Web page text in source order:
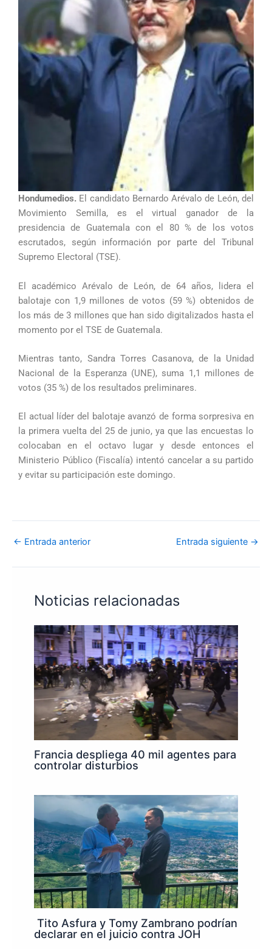
Hondumedios. El candidato Bernardo Arévalo de León, del
Movimiento Semilla, es el virtual ganador de la
presidencia de Guatemala con el 80 % de los votos
escrutados, según información por parte del Tribunal
Supremo Electoral (TSE).
El académico Arévalo de León, de 64 años, lidera el
balotaje con 1,9 millones de votos (59 %) obtenidos de
los más de 3 millones que han sido digitalizados hasta el
momento por el TSE de Guatemala.
Mientras tanto, Sandra Torres Casanova, de la Unidad
Nacional de la Esperanza (UNE), suma 1,1 millones de
votos (35 %) de los resultados preliminares.
El actual líder del balotaje avanzó de forma sorpresiva en
la primera vuelta del 25 de junio, ya que las encuestas lo
colocaban en el octavo lugar y desde entonces el
Ministerio Público (Fiscalía) intentó cancelar a su partido
y evitar su participación este domingo.
← Entrada anterior Entrada siguiente →
Noticias relacionadas
Francia despliega 40 mil agentes para
controlar disturbios
Tito Asfura y Tomy Zambrano podrían
declarar en el juicio contra JOH